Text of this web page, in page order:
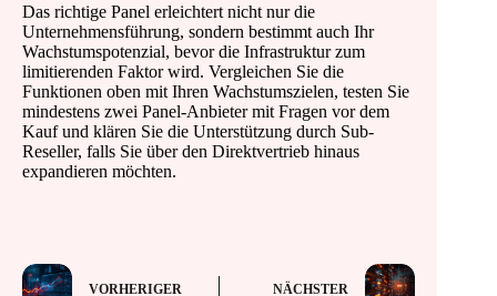
Das richtige Panel erleichtert nicht nur die
Unternehmensführung, sondern bestimmt auch Ihr
Wachstumspotenzial, bevor die Infrastruktur zum
limitierenden Faktor wird. Vergleichen Sie die
Funktionen oben mit Ihren Wachstumszielen, testen Sie
mindestens zwei Panel-Anbieter mit Fragen vor dem
Kauf und klären Sie die Unterstützung durch Sub-
Reseller, falls Sie über den Direktvertrieb hinaus
expandieren möchten.
VORHERIGER NÄCHSTER